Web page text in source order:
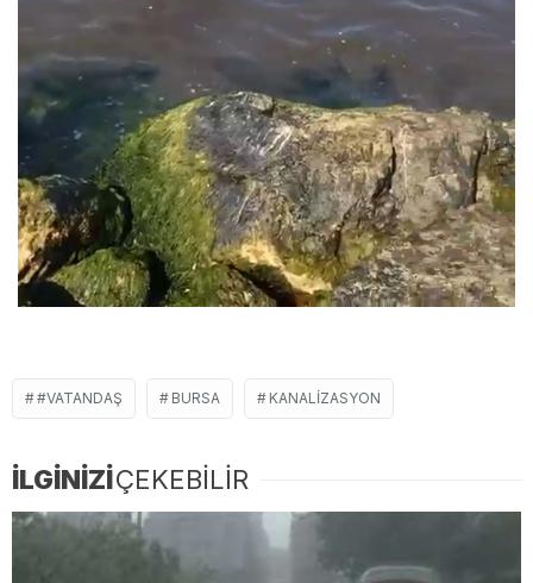
#VATANDAŞ BURSA KANALIZASYON
İLGİNİZİÇEKEBİLİR